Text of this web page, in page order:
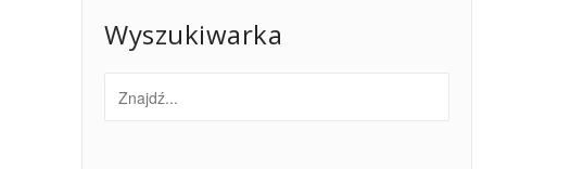
Wyszukiwarka